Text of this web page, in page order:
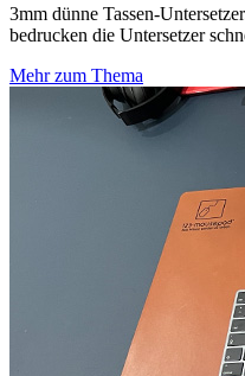
3mm dünne Tassen-
bedrucken die Untersetzer
Mehr zum Thema